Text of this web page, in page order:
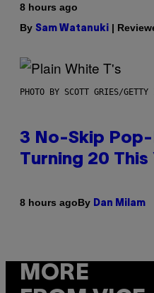
8 hours ago
By Sam Watanuki |
PHOTO BY SCOTT GRIES/GETTY
3 No-Skip Pop-
Turning 20 This
8 hours agoBy Dan Milam
MORE